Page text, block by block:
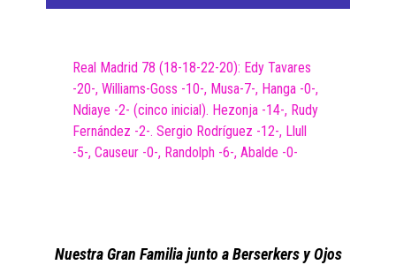
Real Madrid 78 (18-18-22-20): Edy Tavares
-20-, Williams-Goss -10-, Musa-7-, Hanga -0-,
Ndiaye -2- (cinco inicial). Hezonja -14-, Rudy
Fernández -2-. Sergio Rodríguez -12-, Llull
-5-, Causeur -0-, Randolph -6-, Abalde -0-
Nuestra Gran Familia junto a Berserkers y Ojos